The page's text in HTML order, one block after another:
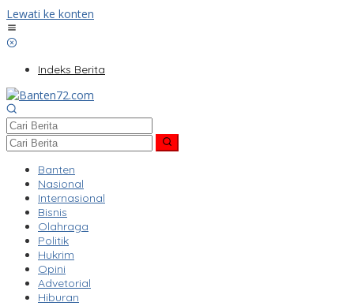
Lewati ke konten
Indeks Berita
Banten
Nasional
Internasional
Bisnis
Olahraga
Politik
Hukrim
Opini
Advetorial
Hiburan